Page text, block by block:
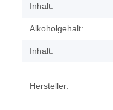
Inhalt:
Alkoholgehalt:
Inhalt:
Hersteller: